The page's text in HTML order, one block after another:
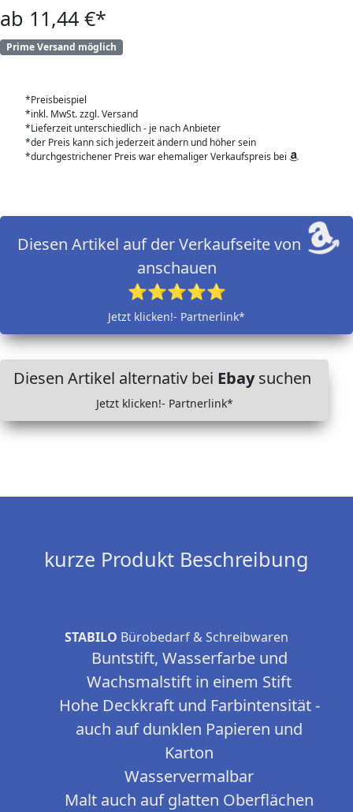
ab 11,44 €*
Prime Versand möglich
*Preisbeispiel
*inkl. MwSt. zzgl. Versand
*Lieferzeit unterschiedlich - je nach Anbieter
*der Preis kann sich jederzeit ändern und höher sein
*durchgestrichener Preis war ehemaliger Verkaufspreis bei
Diesen Artikel auf der Verkaufseite von
anschauen
⭐⭐⭐⭐⭐
Jetzt klicken!- Partnerlink*
Diesen Artikel alternativ bei Ebaysuchen
Jetzt klicken!- Partnerlink*
kurze Produkt Beschreibung
STABILO Bürobedarf & Schreibwaren
Buntstift, Wasserfarbe und
Wachsmalstift in einem Stift
Hohe Deckkraft und Farbintensität -
auch auf dunklen Papieren und
Karton
Wasservermalbar
Malt auch auf glatten Oberflächen